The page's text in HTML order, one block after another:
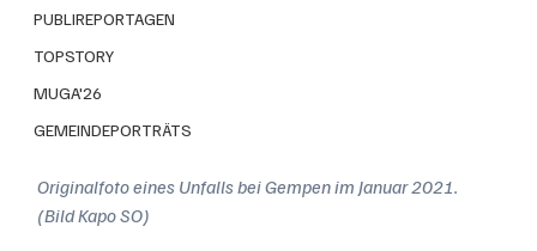
PUBLIREPORTAGEN
TOPSTORY
MUGA'26
GEMEINDEPORTRÄTS
Originalfoto eines Unfalls bei Gempen im Januar 2021.
(Bild Kapo SO)